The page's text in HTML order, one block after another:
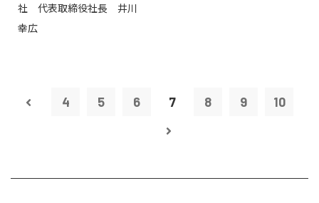
社 代表取締役社長 井川
幸広
4 5 6 7 8 9 10